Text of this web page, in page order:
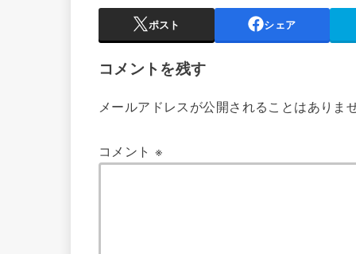
ポスト シェア
コメントを残す
メールアドレスが公開されることはありま
コメント※